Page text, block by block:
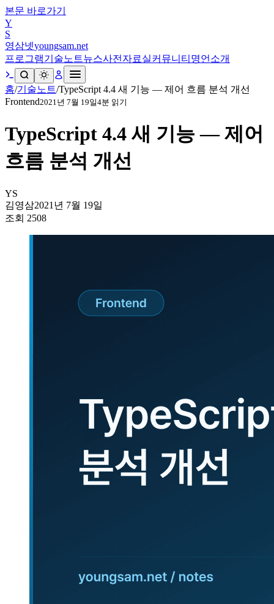
본문 바로가기
Y
S
영삼넷youngsam.net
프로그램기술노트뉴스사전 자료실커뮤니티 명언 소개
홈/기술노트/TypeScript 4.4 새 기능 — 제어 흐름 분석 개선
Frontend2021년 7월 19일4분 읽기
TypeScript 4.4 새 기능 — 제어
흐름 분석 개선
YS
김영삼2021년 7월 19일
조회 2508